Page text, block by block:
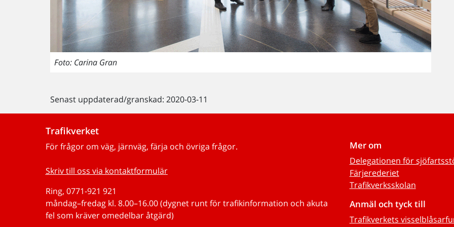
Foto: Carina Gran
Senast uppdaterad/granskad: 2020-03-11
Trafikverket
För frågor om väg, järnväg, färja och övriga frågor.
Skriv till oss via kontaktformulär
Ring, 0771-921 921
måndag–fredag kl. 8.00–16.00 (dygnet runt för trafikinformation och akuta
fel som kräver omedelbar åtgärd)
Mer om
Delegationen för
Färjerederiet
Trafikverksskolan
Anmäl och tyck till
Trafikverkets